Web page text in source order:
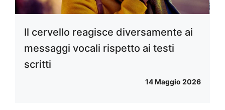
Il cervello reagisce diversamente ai
messaggi vocali rispetto ai testi
scritti
14 Maggio 2026